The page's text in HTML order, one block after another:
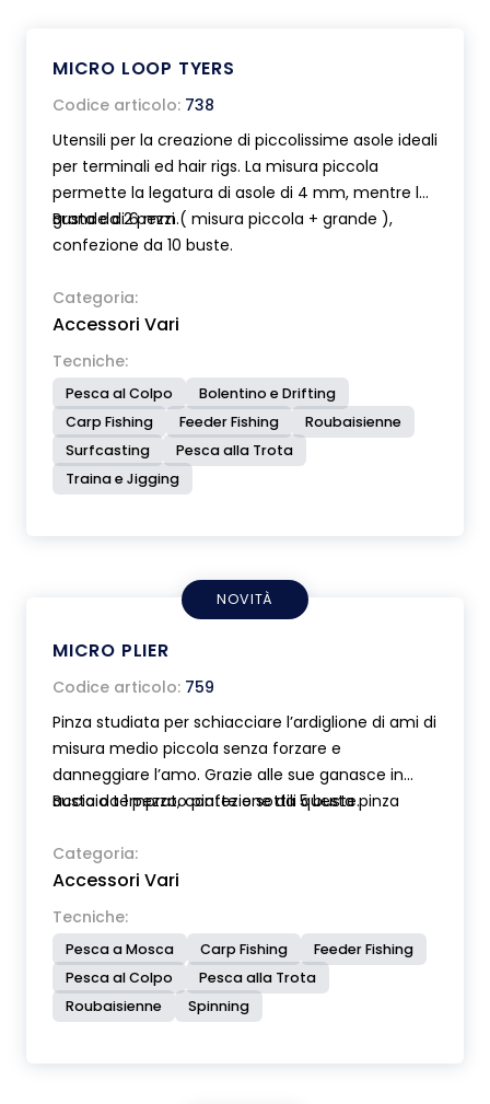
MICRO LOOP TYERS
Codice articolo: 738
Utensili per la creazione di piccolissime asole ideali
per terminali ed hair rigs. La misura piccola
permette la legatura di asole di 4 mm, mentre la
grande di 6 mm.
Busta da 2 pezzi ( misura piccola + grande ),
confezione da 10 buste.
Categoria:
Accessori Vari
Tecniche:
Pesca al Colpo
Bolentino e Drifting
Carp Fishing
Feeder Fishing
Roubaisienne
Surfcasting
Pesca alla Trota
Traina e Jigging
NOVITÀ
MICRO PLIER
Codice articolo: 759
Pinza studiata per schiacciare l’ardiglione di ami di
misura medio piccola senza forzare e
danneggiare l’amo. Grazie alle sue ganasce in
acciaio temprato piatte e sottili questa pinza
anatomica. Dimensioni ridotte, lughezza cm 10.
Leggerissima solo gr 36.
Busta da 1 pezzo, confezione da 5 buste.
Categoria:
Accessori Vari
Tecniche:
Pesca a Mosca Carp Fishing
Feeder Fishing
Pesca al Colpo
Pesca alla Trota
Roubaisienne
Spinning